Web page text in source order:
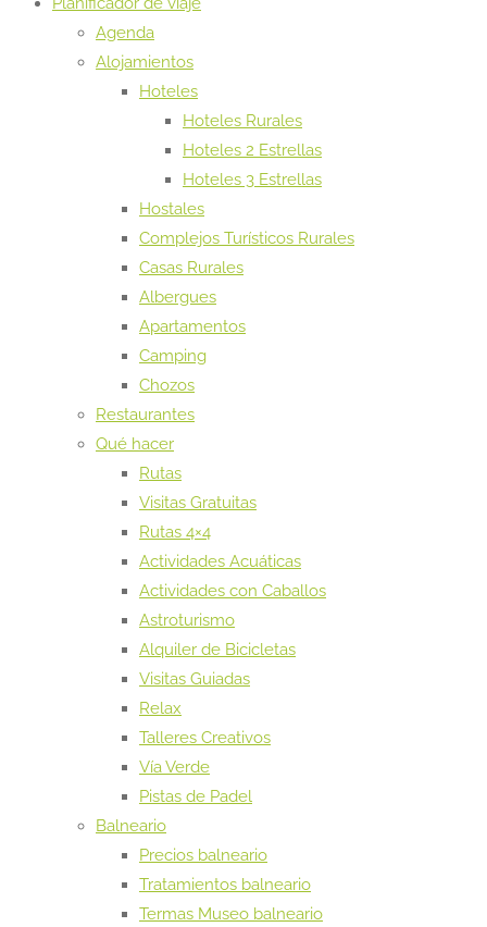
Agenda
Alojamientos
Hoteles
Hoteles Rurales
Hoteles 2 Estrellas
Hoteles 3 Estrellas
Hostales
Complejos Turísticos Rurales
Casas Rurales
Albergues
Apartamentos
Camping
Chozos
Restaurantes
Qué hacer
Rutas
Visitas Gratuitas
Rutas 4×4
Actividades Acuáticas
Actividades con Caballos
Astroturismo
Alquiler de Bicicletas
Visitas Guiadas
Relax
Talleres Creativos
Vía Verde
Pistas de Padel
Balneario
Precios balneario
Tratamientos balneario
Termas Museo balneario